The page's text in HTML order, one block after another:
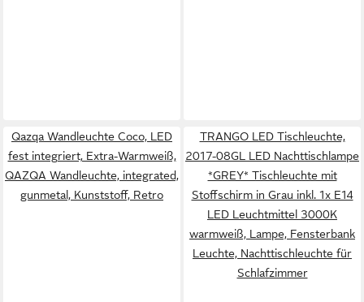
Qazqa Wandleuchte Coco, LED
fest integriert, Extra-Warmweiß,
QAZQA Wand­leuchte, integrated,
gunmetal, Kunststoff, Retro
TRANGO LED Tischleuchte,
2017-08GL LED Nachttischlampe
*GREY* Tischleuchte mit
Stoffschirm in Grau inkl. 1x E14
LED Leuchtmittel 3000K
warmweiß, Lampe, Fensterbank
Leuchte, Nachttischleuchte für
Schlafzimmer